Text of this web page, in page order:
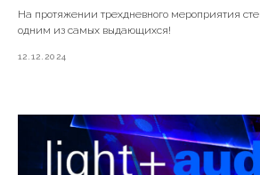
На протяжении трехдневного мероприятия
одним из самых выдающихся!
12.12.2024